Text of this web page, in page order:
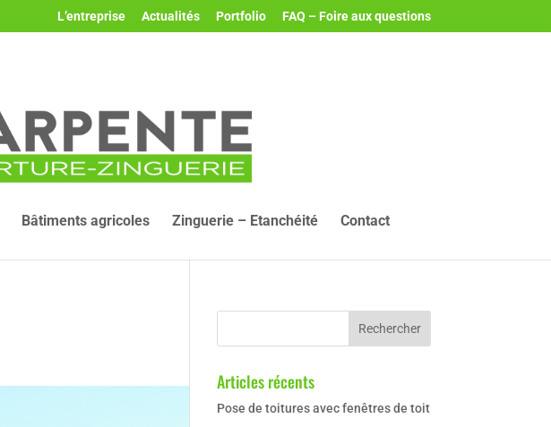
L’entreprise Actualités Portfolio FAQ – Foire aux questions
Bâtiments agricoles Zinguerie – Etanchéité Contact
Articles récents
Pose de toitures avec fenêtres de toit